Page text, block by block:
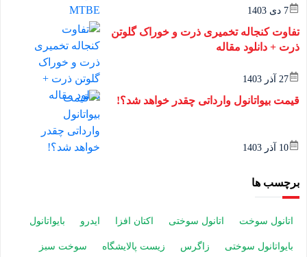
7 دی 1403
تفاوت کنجاله تخمیری ذرت و خوراک گلوتن
ذرت + دانلود مقاله
27 آذر 1403
قیمت بیواتانول وارداتی چقدر خواهد شد؟!
10 آذر 1403
برچسب ها
اتانول سوخت اتانول سوختی اکتان افزا ایدرو بایواتانول
بایواتانول سوختی زاگرس زیست پالایشگاه سوخت سبز